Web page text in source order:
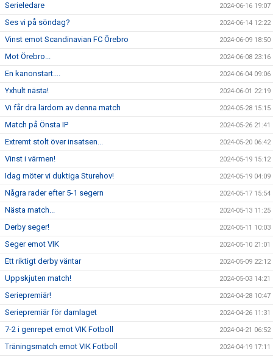
Serieledare 2024-06-16 19:07
Ses vi på söndag? 2024-06-14 12:22
Vinst emot Scandinavian FC Örebro 2024-06-09 18:50
Mot Örebro... 2024-06-08 23:16
En kanonstart.... 2024-06-04 09:06
Yxhult nästa! 2024-06-01 22:19
Vi får dra lärdom av denna match 2024-05-28 15:15
Match på Önsta IP 2024-05-26 21:41
Extremt stolt över insatsen... 2024-05-20 06:42
Vinst i värmen! 2024-05-19 15:12
Idag möter vi duktiga Sturehov! 2024-05-19 04:09
Några rader efter 5-1 segern 2024-05-17 15:54
Nästa match... 2024-05-13 11:25
Derby seger! 2024-05-11 10:03
Seger emot VIK 2024-05-10 21:01
Ett riktigt derby väntar 2024-05-09 22:12
Uppskjuten match! 2024-05-03 14:21
Seriepremiär! 2024-04-28 10:47
Seriepremiär för damlaget 2024-04-26 11:31
7-2 i genrepet emot VIK Fotboll 2024-04-21 06:52
Träningsmatch emot VIK Fotboll 2024-04-19 17:11